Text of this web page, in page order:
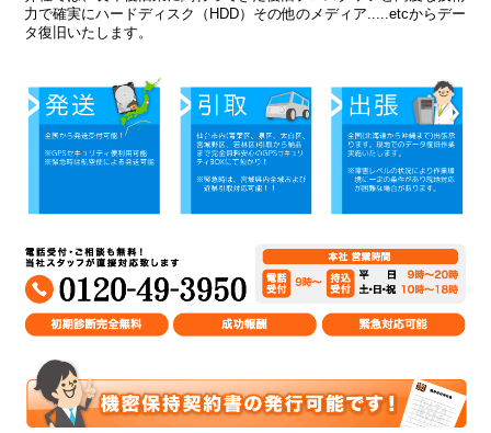
力で確実にハードディスク（HDD）その他のメディア.....etcからデー
タ復旧いたします。